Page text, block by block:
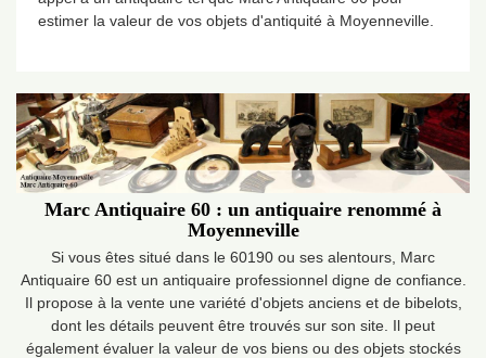
estimer la valeur de vos objets d'antiquité à Moyenneville.
Marc Antiquaire 60 : un antiquaire renommé à
Moyenneville
Si vous êtes situé dans le 60190 ou ses alentours, Marc
Antiquaire 60 est un antiquaire professionnel digne de confiance.
Il propose à la vente une variété d'objets anciens et de bibelots,
dont les détails peuvent être trouvés sur son site. Il peut
également évaluer la valeur de vos biens ou des objets stockés